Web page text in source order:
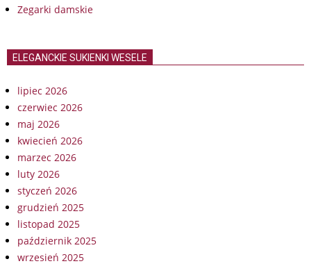
Zegarki damskie
ELEGANCKIE SUKIENKI WESELE
lipiec 2026
czerwiec 2026
maj 2026
kwiecień 2026
marzec 2026
luty 2026
styczeń 2026
grudzień 2025
listopad 2025
październik 2025
wrzesień 2025